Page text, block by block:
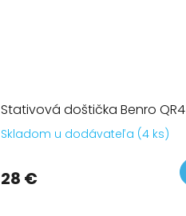
Stativová doštička Benro QR4
Skladom u dodávateľa (4 ks)
28 €